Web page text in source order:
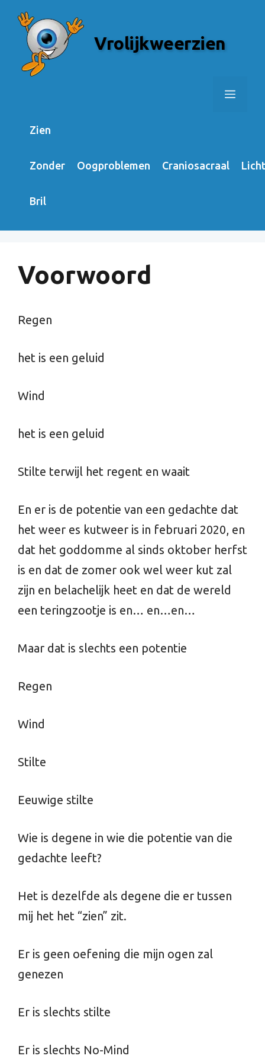
content
Vrolijkweerzien
Menu
Zien
Zonder
Bril
Oogproblemen Craniosacraal Licht
Voorwoord
Regen
het is een geluid
Wind
het is een geluid
Stilte terwijl het regent en waait
En er is de potentie van een gedachte dat
het weer es kutweer is in februari 2020, en
dat het goddomme al sinds oktober herfst
is en dat de zomer ook wel weer kut zal
zijn en belachelijk heet en dat de wereld
een teringzootje is en… en…en…
Maar dat is slechts een potentie
Regen
Wind
Stilte
Eeuwige stilte
Wie is degene in wie die potentie van die
gedachte leeft?
Het is dezelfde als degene die er tussen
mij het het “zien” zit.
Er is geen oefening die mijn ogen zal
genezen
Er is slechts stilte
Er is slechts No-Mind